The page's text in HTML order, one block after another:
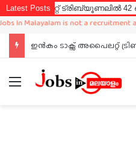
Latest Posts
ട്രിബ്യൂണലിൽ 42 ഒഴിവ്
is not a recruitment
ഇൻകം ടാക്സ് അപൈലറ്റ്
Menu